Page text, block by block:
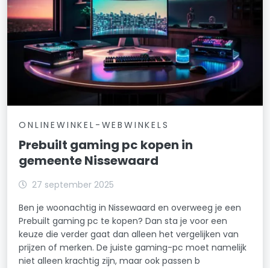
ONLINEWINKEL-WEBWINKELS
Prebuilt gaming pc kopen in
gemeente Nissewaard
27 september 2025
Ben je woonachtig in Nissewaard en overweeg je een
Prebuilt gaming pc te kopen? Dan sta je voor een
keuze die verder gaat dan alleen het vergelijken van
prijzen of merken. De juiste gaming-pc moet namelijk
niet alleen krachtig zijn, maar ook passen b